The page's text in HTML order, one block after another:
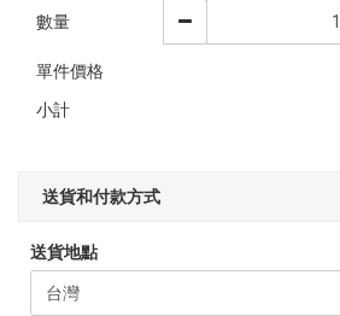
數量
單件價格
小計
送貨和付款方式
送貨地點